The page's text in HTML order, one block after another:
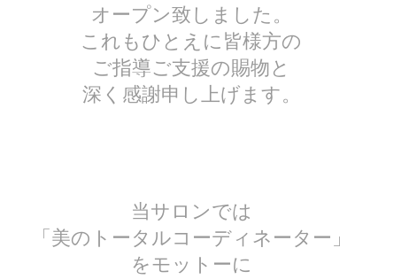
オープン致しました。
これもひとえに皆様方の
ご指導ご支援の賜物と
深く感謝申し上げます。
当サロンでは
「美のトータルコーディネーター」
をモットーに